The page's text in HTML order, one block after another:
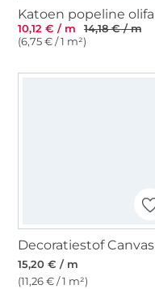
10,12 € / m
14,18 € / m
(6,75 € / 1 m²)
15,20 € / m
(11,26 € / 1 m²)